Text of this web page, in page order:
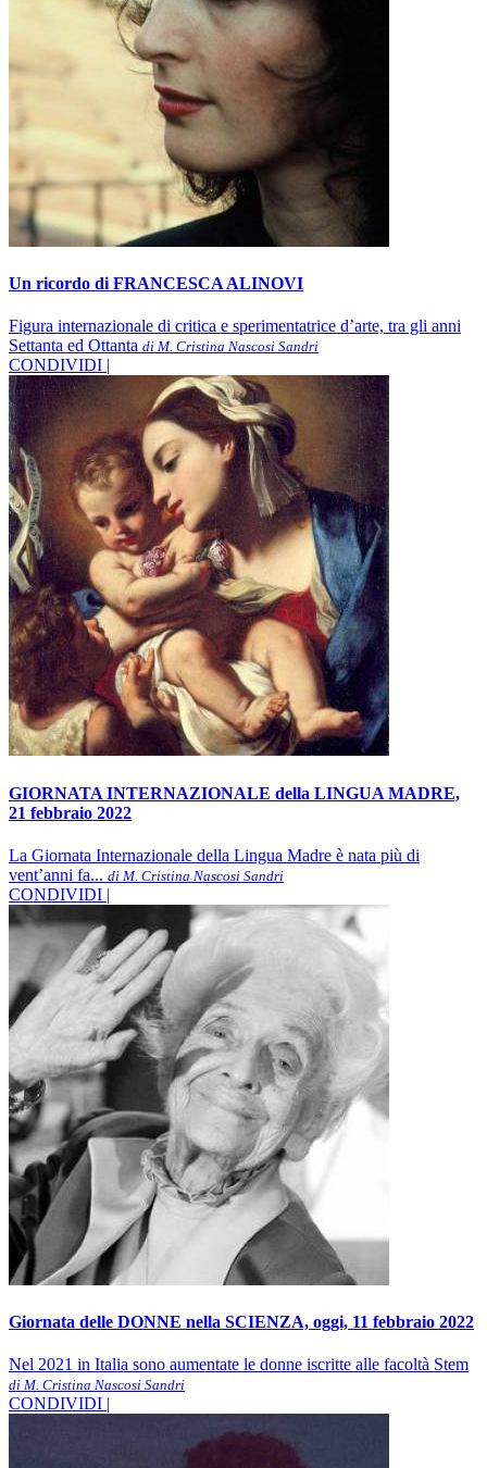
Un ricordo di FRANCESCA ALINOVI
Figura internazionale di critica e sperimentatrice d’arte, tra gli anni
Settanta ed Ottanta di M. Cristina Nascosi Sandri
CONDIVIDI |
GIORNATA INTERNAZIONALE della LINGUA MADRE,
21 febbraio 2022
La Giornata Internazionale della Lingua Madre è nata più di
vent’anni fa... di M. Cristina Nascosi Sandri
CONDIVIDI |
Giornata delle DONNE nella SCIENZA, oggi, 11 febbraio 2022
Nel 2021 in Italia sono aumentate le donne iscritte alle facoltà Stem
di M. Cristina Nascosi Sandri
CONDIVIDI |